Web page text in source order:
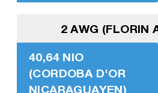
2 AWG (FLORIN
40,64 NIO
(CORDOBA D'OR
NICARAGUAYEN)